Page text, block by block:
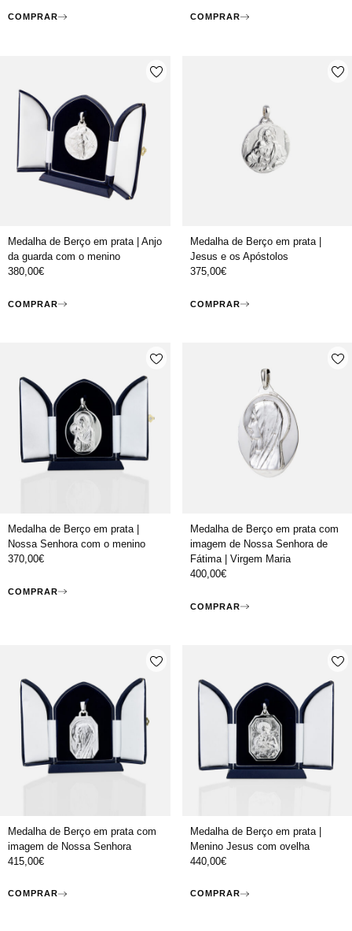
COMPRAR COMPRAR
Medalha de Berço em prata | Anjo
da guarda com o menino
380,00€
COMPRAR
Medalha de Berço em prata |
Jesus e os Apóstolos
375,00€
COMPRAR
Medalha de Berço em prata |
Nossa Senhora com o menino
370,00€
COMPRAR
Medalha de Berço em prata com
imagem de Nossa Senhora de
Fátima | Virgem Maria
400,00€
COMPRAR
Medalha de Berço em prata com
imagem de Nossa Senhora
415,00€
COMPRAR
Medalha de Berço em prata |
Menino Jesus com ovelha
440,00€
COMPRAR